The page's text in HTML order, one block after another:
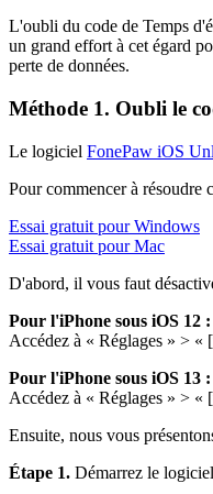
L'oubli du code de Temps
un grand effort à cet égard
perte de données.
Méthode 1. Oubli le
Le logiciel FonePaw iOS
Pour commencer à
Essai gratuit pour Windows
Essai gratuit pour Mac
D'abord, il vous faut
Pour l'iPhone sous iOS 12 :
Accédez à « Réglages » > «
Pour l'iPhone sous iOS 13 :
Accédez à « Réglages » > «
Ensuite, nous vous
Étape 1. Démarrez le